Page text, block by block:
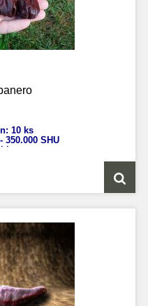
10 ks
350.000 SHU